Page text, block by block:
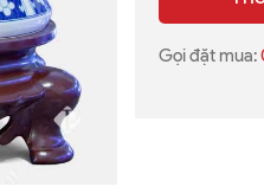
Gọi đặt mua: